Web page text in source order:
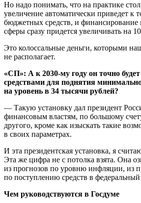
Но надо понимать, что на практике
увеличение автоматически приведет к
бюджетных средств, и финансирование
сферы сразу придется увеличивать на
Это колоссальные деньги, которыми
не располагает.
«СП»: А к 2030-му году он точно будет
средствами для поднятия
на уровень в 34 тысячи рублей?
— Такую установку дал президент
финансовым властям, по большому
другого, кроме как изыскать такие
в своих параметрах.
И эта президентская установка, я
Эта же цифра не с потолка взята. Она
из прогнозов по уровню инфляции, из
по поступлению средств в
Чем руководствуются в Госдуме